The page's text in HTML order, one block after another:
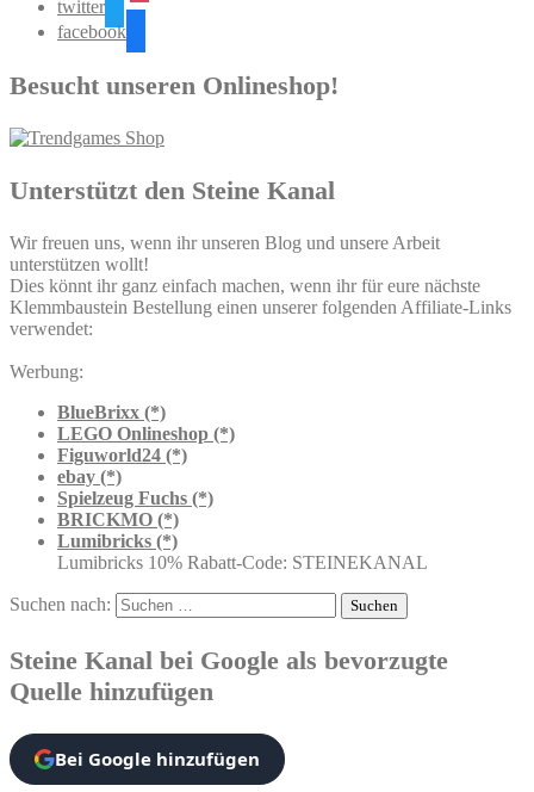
twitter
facebook
Besucht unseren Onlineshop!
Unterstützt den Steine Kanal
Wir freuen uns, wenn ihr unseren Blog und unsere Arbeit
unterstützen wollt!
Dies könnt ihr ganz einfach machen, wenn ihr für eure nächste
Klemmbaustein Bestellung einen unserer folgenden Affiliate-Links
verwendet:
Werbung:
BlueBrixx (*)
LEGO Onlineshop (*)
Figuworld24 (*)
ebay (*)
Spielzeug Fuchs (*)
BRICKMO (*)
Lumibricks (*)
Lumibricks 10% Rabatt-Code: STEINEKANAL
Suchen nach:
Steine Kanal bei Google als bevorzugte
Quelle hinzufügen
Bei Google hinzufügen